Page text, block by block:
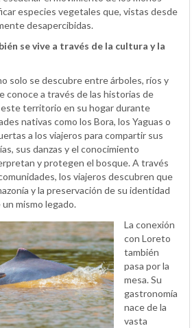
especies vegetales que, vistas desde
desapercibidas.
se vive a través de la cultura y la
solo se descubre entre árboles, ríos y
conoce a través de las historias de
territorio en su hogar durante
nativas como los Bora, los Yaguas o
a los viajeros para compartir sus
sus danzas y el conocimiento
y protegen el bosque. A través
los viajeros descubren que
y la preservación de su identidad
mismo legado.
La conexión
con Loreto
también
pasa por la
mesa. Su
gastronomía
nace de la
vasta